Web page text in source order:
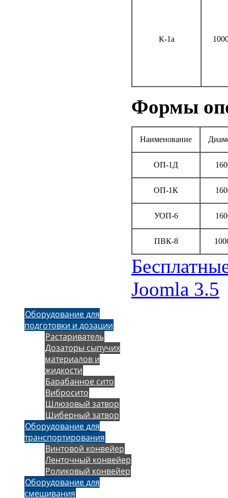
К-1а
Формы
Наименование
ОП-1Д
ОП-1К
УОП-6
ПВК-8
Joomla 3.5
Оборудование для
подготовки и дозации
Растариватель
Дозаторы сыпучих
материалов и
жидкости
Барабанное сито
Вибросито
Шлюзовый затвор
Шиберный затвор
Оборудование для
транспортирования
Винтовой конвейер
Ленточный конвейер
Роликовый конвейер
Оборудование для
смешивания